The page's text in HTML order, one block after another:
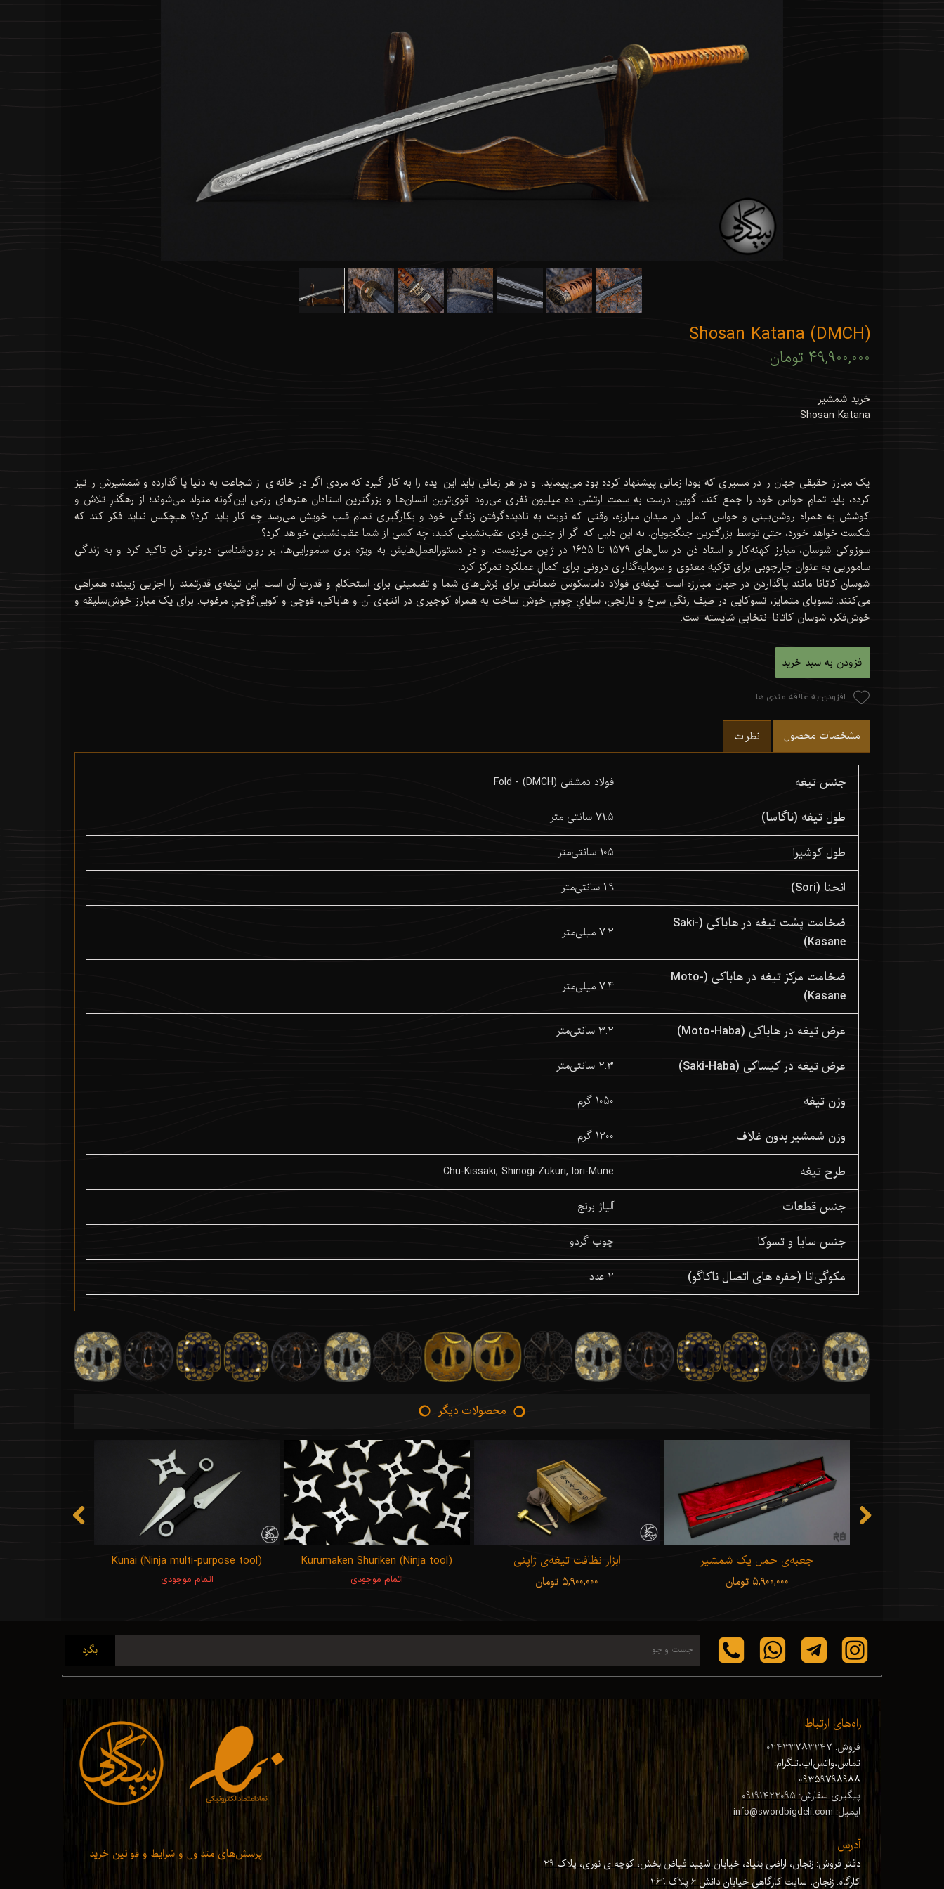
Shosan Katana (DMCH)
۴۹,۹۰۰,۰۰۰ تومان
خرید شمشیر
Shosan Katana
یک مبارز حقیقی جهان را در مسیری که بودا زمانی پیشنهاد کرده بود می‌پیماید. او در هر زمانی باید این ایده را به کار گیرد که مردی اگر در خانه‌ای از شجاعت به دنیا پا گذارده و شمشیرش را تیز
کرده، باید تمامِ حواس خود را جمع کند، گویی درست به سمت ارتشی ده میلیون نفری می‌رود. قوی‌ترین انسان‌ها و بزرگترین استادان هنرهای رزمی این‌گونه متولد می‌شوند؛ از رهگذرِ تلاش و
کوشش به همراه روشن‌بینی و حواس کامل. در میدان مبارزه، وقتی که نوبت به نادیده‌گرفتن زندگی خود و بکارگیری تمامِ قلب خویش می‌رسد چه کار باید کرد؟ هیچکس نباید فکر کند که
شکست خواهد خورد، حتی توسط بزرگترین جنگجویان. به این دلیل که اگر از چنین فردی عقب‌نشینی کنید، چه کسی از شما عقب‌نشینی خواهد کرد؟
سوزوکی شوسان، مبارز کهنه‌کار و استاد ذن در سال‌های 1579 تا 1655 در ژاپن می‌زیست. او در دستورالعمل‌هایش به ویژه برای سامورایی‌ها، بر روان‌شناسی درونیِ ذن تاکید کرد و به زندگی
سامورایی به عنوان چارچوبی برای تزکیه معنوی و سرمایه‌گذاری درونی برای کمالِ عملکرد تمرکز کرد.
شوسان کاتانا مانند پا‌گذاردن در جهان مبارزه است. تیغه‌ی فولاد داماسکوس ضمانتی برای بُرش‌های شما و تضمینی برای استحکام و قدرتِ آن است. این تیغه‌ی قدرتمند را اجزایی زیبنده همراهی
می‌کنند: تسوبای متمایز، تسوکایی در طیف رنگی سرخ و نارنجی، سایایِ چوبیِ خوش ساخت به همراه کوجیری در انتهای آن و هاباکی، فوچی و کویی‌گوچیِ مرغوب. برای یک مبارز خوش‌سلیقه و
خوش‌فکر، شوسان کاتانا انتخابی شایسته است.
افزودن به سبد خرید
افزودن به علاقه مندی ها
مشخصات محصول نظرات
جنس تیغه فولاد دمشقی (DMCH) - Fold
طول تیغه (ناگاسا) 71.5 سانتی متر
طول کوشیرا 105 سانتی‌متر
انحنا (Sori) 1.9 سانتی‌متر
ضخامت پشت تیغه در هاباکی (Saki-
Kasane)
7.2 میلی‌متر
ضخامت مرکز تیغه در هاباکی (Moto-
Kasane)
7.4 میلی‌متر
عرض تیغه در هاباکی (Moto-Haba) 3.2 سانتی‌متر
عرض تیغه در کیساکی (Saki-Haba) 2.3 سانتی‌متر
وزن تیغه 1050 گرم
وزن شمشیر بدون غلاف 1200 گرم
طرح تیغه Chu-Kissaki, Shinogi-Zukuri, Iori-Mune
جنس قطعات آلیاژ برنج
جنس سایا و تسوکا چوب گردو
مکوگی‌انا (حفره های اتصال ناکاگو) 2 عدد
Kunai (Ninja multi-purpose tool)
اتمام موجودی
Kurumaken Shuriken (Ninja tool)
اتمام موجودی
ابزار نظافت تیغه‌ی ژاپنی
۵,۹۰۰,۰۰۰ تومان
جعبه‌ی حمل یک شمشیر
۵,۹۰۰,۰۰۰ تومان
محصولات دیگر
راه‌های ارتباط
فروش: 02433783247
تماس،واتس‌اپ،تلگرام:
09359798988
پیگیری سفارش: 09191422095
ایمیل: info@swordbigdeli.com
بگرد
پرسش‌های متداول و شرایط و قوانین خرید آدرس
دفتر فروش: زنجان، اراضی بنیاد، خیابان شهید فیاض بخش، کوچه ی نوری، پلاک 29
کارگاه: زنجان،سایت کارگاهی خیابان دانش 6 پلاک 269